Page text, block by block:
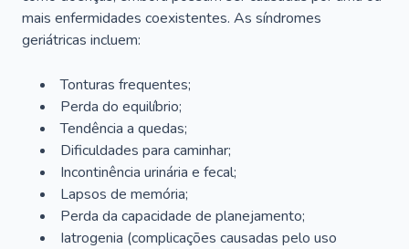
mais enfermidades coexistentes. As síndromes
geriátricas incluem:
Tonturas frequentes;
Perda do equilíbrio;
Tendência a quedas;
Dificuldades para caminhar;
Incontinência urinária e fecal;
Lapsos de memória;
Perda da capacidade de planejamento;
Iatrogenia (complicações causadas pelo uso